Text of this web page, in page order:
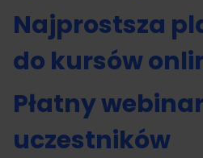
Najprostsza
do kursów
Płatny
uczestników